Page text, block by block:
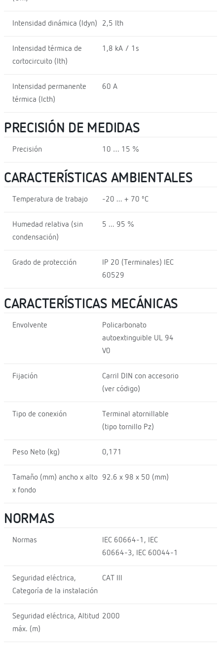
Intensidad dinámica (Idyn) 2,5 Ith
Intensidad térmica de
cortocircuito (Ith)
1,8 kA / 1s
Intensidad permanente
térmica (Icth)
60 A
PRECISIÓN DE MEDIDAS
Precisión 10 … 15 %
CARACTERÍSTICAS AMBIENTALES
Temperatura de trabajo -20 ... + 70 ºC
Humedad relativa (sin
condensación)
5 ... 95 %
Grado de protección
IP 20 (Terminales) IEC
60529
CARACTERÍSTICAS MECÁNICAS
Envolvente
Policarbonato
autoextinguible UL 94
V0
Fijación
Carril DIN con accesorio
(ver código)
Tipo de conexión
Terminal atornillable
(tipo tornillo Pz)
Peso Neto (kg) 0,171
Tamaño (mm) ancho x alto
x fondo
92.6 x 98 x 50 (mm)
NORMAS
Normas
IEC 60664-1, IEC
60664-3, IEC 60044-1
Seguridad eléctrica,
Categoría de la instalación
CAT III
Seguridad eléctrica, Altitud
máx. (m)
2000